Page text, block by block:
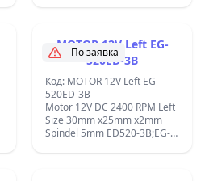
По заявка
MOTOR 12V Left EG-
520ED-3B
Код: MOTOR 12V Left EG-
520ED-3B
Motor 12V DC 2400 RPM Left
Size 30mm x25mm x2mm
Spindel 5mm ED520-3B;EG-